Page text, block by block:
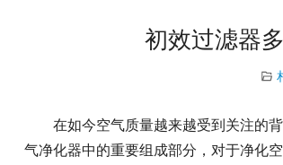
初效过滤器
在如今空气质量越来越受到关注的
气净化器中的重要组成部分，对于净化